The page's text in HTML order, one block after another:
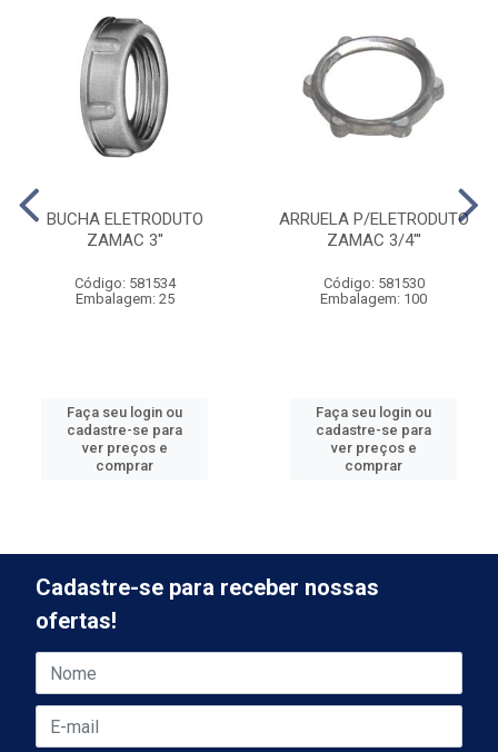
BUCHA ELETRODUTO
ZAMAC 3''
Código: 581534
Embalagem: 25
Faça seu login ou
cadastre-se para
ver preços e
comprar
ARRUELA P/ELETRODUTO
ZAMAC 3/4'''
Código: 581530
Embalagem: 100
Faça seu login ou
cadastre-se para
ver preços e
comprar
Cadastre-se para receber nossas
ofertas!